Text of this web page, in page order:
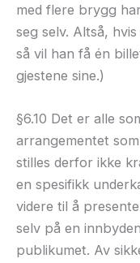
med flere brygg
seg selv. Altså,
så vil han få én
gjestene sine.)
§6.10 Det er alle
arrangementet
stilles derfor ikke
en spesifikk
videre til å
selv på en
publikumet. Av